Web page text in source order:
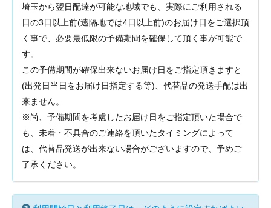
埼玉から翌日配達が可能な地域でも、実際にご利用される
日の3日以上前(遠隔地では4日以上前)のお届け日をご選択頂
く事で、必要最低限の予備期間を確保して頂く事が可能で
す。
この予備期間が確保出来ないお届け日をご指定頂きますと
(出発日当日をお届け日指定する等)、代替品の発送手配は出
来ません。
※尚、予備期間を考慮したお届け日をご指定頂いた場合で
も、未着・不具合のご連絡を頂いたタイミングによって
は、代替品発送が出来ない場合がございますので、予めご
了承ください。